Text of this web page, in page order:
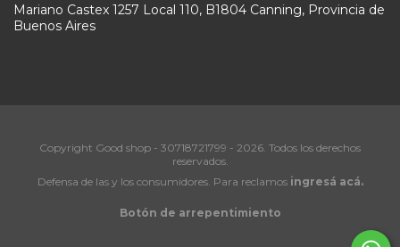
Mariano Castex 1257 Local 110, B1804 Canning, Provincia de
Buenos Aires
Copyright Good shop - 30718721799 - 2026. Todos los derechos
reservados.
Defensa de las y los consumidores. Para reclamos ingresá acá.
Botón de arrepentimiento